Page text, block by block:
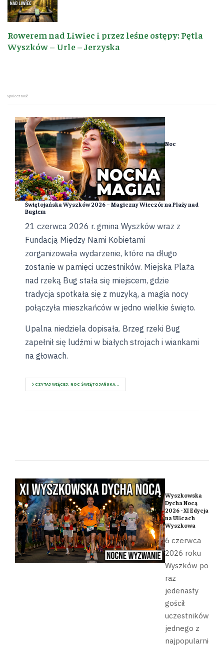
Rowerem nad Liwiec i przez leśne ostępy: Pętla
Wyszków – Urle – Jerzyska
Społeczność
Noc
Świętojańska Wyszków 2026 – Magiczny Wieczór na Plaży nad
Bugiem
21 czerwca 2026 r. gmina Wyszków wraz z
Fundacją Między Nami Kobietami
zorganizowała wydarzenie, które na długo
zostanie w pamięci uczestników. Miejska Plaża
nad rzeką Bug stała się miejscem, gdzie
tradycja spotkała się z muzyką, a magia nocy
połączyła mieszkańców w jedno wielkie święto.
Upalna niedziela dopisała. Brzeg rzeki Bug
zapełnił się ludźmi w białych strojach i wiankami
na głowach.
CZYTAJ WIĘCEJ: NOC ŚWIĘTOJAŃSKA...
Wyszkowska
Dycha Nocą
2026 - XI Edycja
na Ulicach
Wyszkowa
6 czerwca
2026 roku
Wyszków po
raz
jedenasty
gościł
uczestników
jednego z